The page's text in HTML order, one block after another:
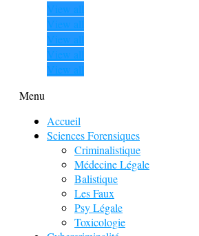
View all
View all
View all
View all
View all
Menu
Accueil
Sciences Forensiques
Criminalistique
Médecine Légale
Balistique
Les Faux
Psy Légale
Toxicologie